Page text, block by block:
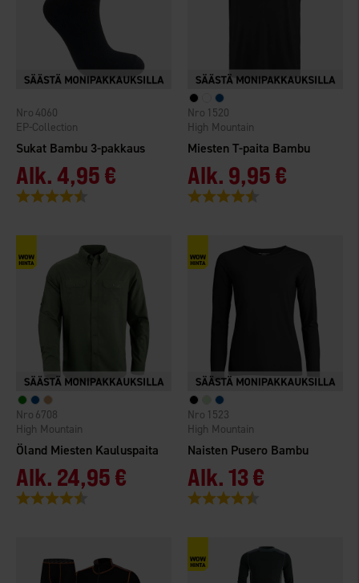
Sukat Bambu 3-pakkaus
EP-Collection
4060
Alk. 4,95 €
Arvio:
Miesten T-paita Bambu
High Mountain
1520
Alk. 9,95 €
Arvio:
Öland Miesten Kauluspaita
High Mountain
6708
Alk. 24,95 €
Arvio:
Naisten Pusero Bambu
High Mountain
1523
Alk. 13 €
Arvio: